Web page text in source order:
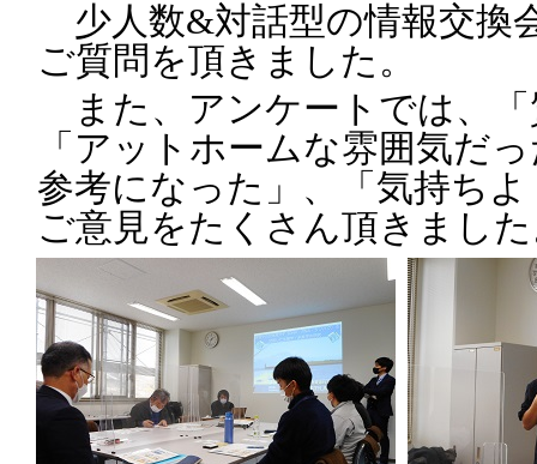
少人数&対話型の情報交換
ご質問を頂きました。
また、アンケートでは、
「アットホームな雰囲気だ
参考になった」、「気持ち
ご意見をたくさん頂きまし